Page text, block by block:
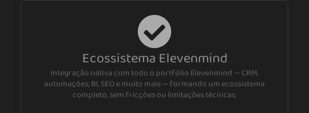
Ecossistema Elevenmind
Integração nativa com todo o portfólio Elevenmind — CRM,
automações, BI, SEO e muito mais — formando um ecossistema
completo, sem fricções ou limitações técnicas.